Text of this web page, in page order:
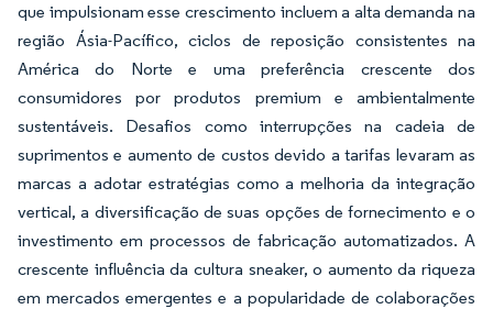
que impulsionam esse crescimento incluem a alta demanda na
região Ásia-Pacífico, ciclos de reposição consistentes na
América do Norte e uma preferência crescente dos
consumidores por produtos premium e ambientalmente
sustentáveis. Desafios como interrupções na cadeia de
suprimentos e aumento de custos devido a tarifas levaram as
marcas a adotar estratégias como a melhoria da integração
vertical, a diversificação de suas opções de fornecimento e o
investimento em processos de fabricação automatizados. A
crescente influência da cultura sneaker, o aumento da riqueza
em mercados emergentes e a popularidade de colaborações